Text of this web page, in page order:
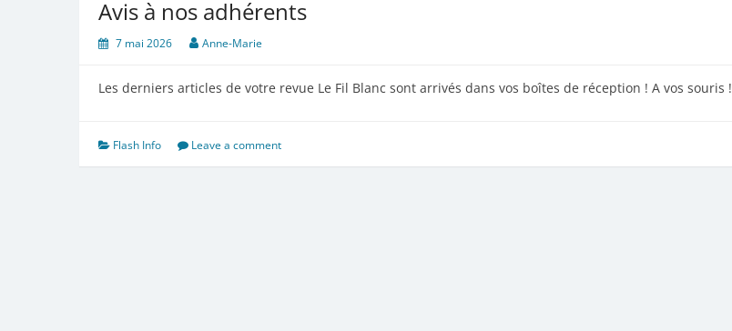
Avis à nos adhérents
7 mai 2026 Anne-Marie
Les derniers articles de votre revue Le Fil Blanc sont arrivés dans vos boîtes de réception ! A vos souris !
Flash Info Leave a comment